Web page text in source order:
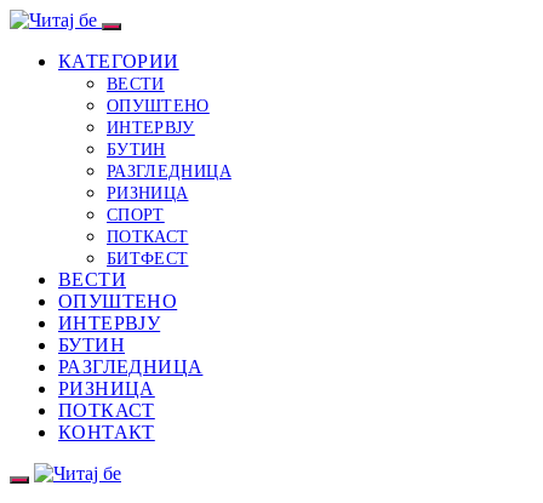
КАТЕГОРИИ
ВЕСТИ
ОПУШТЕНО
ИНТЕРВЈУ
БУТИН
РАЗГЛЕДНИЦА
РИЗНИЦА
СПОРТ
ПОТКАСТ
БИТФЕСТ
ВЕСТИ
ОПУШТЕНО
ИНТЕРВЈУ
БУТИН
РАЗГЛЕДНИЦА
РИЗНИЦА
ПОТКАСТ
КОНТАКТ